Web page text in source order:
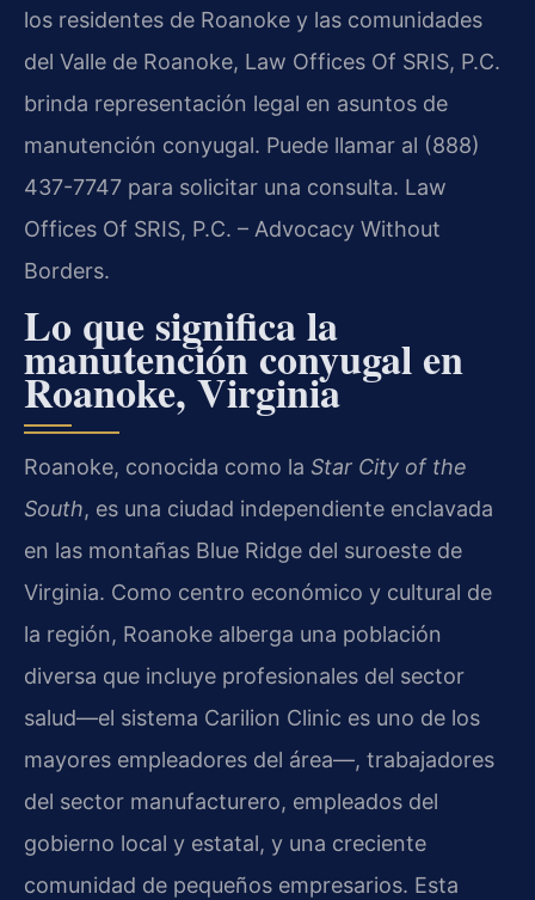
los residentes de Roanoke y las comunidades
del Valle de Roanoke, Law Offices Of SRIS, P.C.
brinda representación legal en asuntos de
manutención conyugal. Puede llamar al (888)
437-7747 para solicitar una consulta. Law
Offices Of SRIS, P.C. – Advocacy Without
Borders.
Lo que significa la
manutención conyugal en
Roanoke, Virginia
Roanoke, conocida como la Star City of the
South, es una ciudad independiente enclavada
en las montañas Blue Ridge del suroeste de
Virginia. Como centro económico y cultural de
la región, Roanoke alberga una población
diversa que incluye profesionales del sector
salud—el sistema Carilion Clinic es uno de los
mayores empleadores del área—, trabajadores
del sector manufacturero, empleados del
gobierno local y estatal, y una creciente
comunidad de pequeños empresarios. Esta